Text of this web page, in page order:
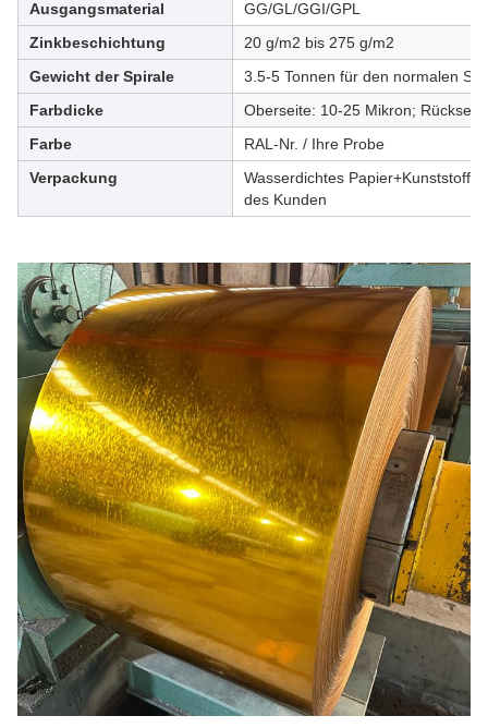
Ausgangsmaterial
GG/GL/GGI/GPL
Zinkbeschichtung
20 g/m2 bis 275 g/m2
Gewicht der Spirale
3.5-5 Tonnen für den normalen
Farbdicke
Oberseite: 10-25 Mikron;
Farbe
RAL-Nr. / Ihre Probe
Verpackung
Wasserdichtes
des Kunden